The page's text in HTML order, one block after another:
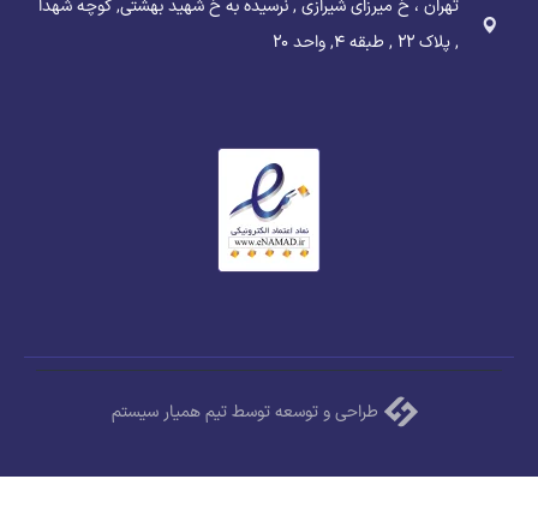
تهران ، خ میرزای شیرازی , نرسیده به خ شهید بهشتی, کوچه شهدا
, پلاک ۲۲ , طبقه ۴, واحد ۲۰
طراحی و توسعه توسط تیم همیار سیستم